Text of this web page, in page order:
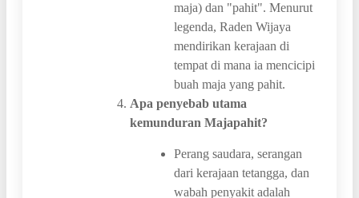
maja) dan "pahit". Menurut
legenda, Raden Wijaya
mendirikan kerajaan di
tempat di mana ia mencicipi
buah maja yang pahit.
Apa penyebab utama
kemunduran Majapahit?
Perang saudara, serangan
dari kerajaan tetangga, dan
wabah penyakit adalah